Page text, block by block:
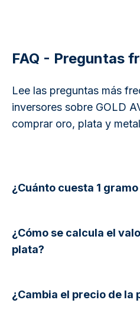
FAQ - Preguntas
Lee las preguntas más
inversores sobre GOLD
comprar oro, plata y
¿Cuánto cuesta 1
¿Cómo se calcula el
plata?
¿Cambia el precio de la